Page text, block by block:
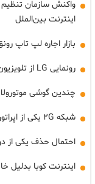
اینترنت بین‌الملل
بازار اجاره لپ تاپ
رونمایی LG از تلویزیون‌های هوش مصنوعی ۲۰۲۶
چندین گوشی موتورولا، آپدیت
شبکه ۲G یکی از اپراتورهای آمریکایی خاموش شد
احتمال حذف یکی از
اینترنت کوبا